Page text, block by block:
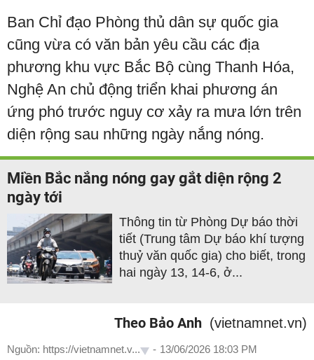
Ban Chỉ đạo Phòng thủ dân sự quốc gia
cũng vừa có văn bản yêu cầu các địa
phương khu vực Bắc Bộ cùng Thanh Hóa,
Nghệ An chủ động triển khai phương án
ứng phó trước nguy cơ xảy ra mưa lớn trên
diện rộng sau những ngày nắng nóng.
Miền Bắc nắng nóng gay gắt diện rộng 2
ngày tới
Thông tin từ Phòng Dự báo thời
tiết (Trung tâm Dự báo khí tượng
thuỷ văn quốc gia) cho biết, trong
hai ngày 13, 14-6, ở...
Theo Bảo Anh (vietnamnet.vn)
Nguồn: https://vietnamnet.v... - 13/06/2026 18:03 PM